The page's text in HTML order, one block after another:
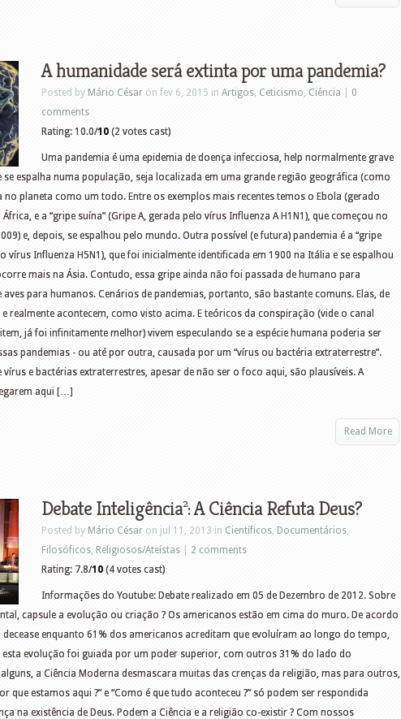
A humanidade será extinta por uma pandemia?
Posted by Mário César on fev 6, 2015 in Artigos, Ceticismo, Ciência
0
comments
Rating: 10.0/10 (2 votes cast)
Uma pandemia é uma epidemia de doença infecciosa, help normalmente grave
se espalha numa população, seja localizada em uma grande região geográfica (como
no planeta como um todo. Entre os exemplos mais recentes temos o Ebola (gerado
e a “gripe suína” (Gripe A, gerada pelo vírus Influenza A H1N1), que começou no
e, depois, se espalhou pelo mundo. Outra possível (e futura) pandemia é a “gripe
vírus Influenza H5N1), que foi inicialmente identificada em 1900 na Itália e se espalhou
mais na Ásia. Contudo, essa gripe ainda não foi passada de humano para
aves para humanos. Cenários de pandemias, portanto, são bastante comuns. Elas, de
realmente acontecem, como visto acima. E teóricos da conspiração (vide o canal
já foi infinitamente melhor) vivem especulando se a espécie humana poderia ser
pandemias - ou até por outra, causada por um “vírus ou bactéria extraterrestre”.
vírus e bactérias extraterrestres, apesar de não ser o foco aqui, são plausíveis. A
aqui […]
Read More
Debate Inteligência²: A Ciência Refuta Deus?
Posted by Mário César on jul 11, 2013 in Científicos, Documentários,
Filosóficos, Religiosos/Ateístas
2 comments
Rating: 7.8/10 (4 votes cast)
Informações do Youtube: Debate realizado em 05 de Dezembro de 2012. Sobre
capsule a evolução ou criação ? Os americanos estão em cima do muro. De acordo
decease enquanto 61% dos americanos acreditam que evoluíram ao longo do tempo,
esta evolução foi guiada por um poder superior, com outros 31% do lado do
a Ciência Moderna desmascara muitas das crenças da religião, mas para outros,
que estamos aqui ?” e “Como é que tudo aconteceu ?” só podem ser respondida
na existência de Deus. Podem a Ciência e a religião co-existir ? Com nossos